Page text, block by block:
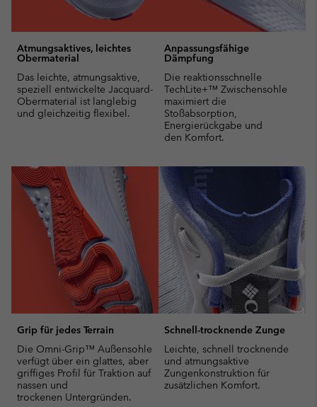
Atmungsaktives, leichtes
Obermaterial
Das leichte, atmungsaktive,
speziell entwickelte Jacquard-
Obermaterial ist langlebig
und gleichzeitig flexibel.
Anpassungsfähige
Dämpfung
Die reaktionsschnelle
TechLite+™ Zwischensohle
maximiert die
Stoßabsorption,
Energierückgabe und
den Komfort.
Grip für jedes Terrain
Die Omni-Grip™ Außensohle
verfügt über ein glattes, aber
griffiges Profil für Traktion auf
nassen und
trockenen Untergründen.
Schnell-trocknende Zunge
Leichte, schnell trocknende
und atmungsaktive
Zungenkonstruktion für
zusätzlichen Komfort.